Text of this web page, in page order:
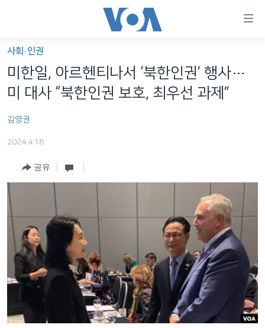
가
능
링
인
츠
이
네
이
세계
라디오
프로그램
주파수 안내
언어 선택
사회·인권
미한일, 아르헨티나서 ‘북한인권’ 행사…
미 대사 “북한인권 보호, 최우선 과제”
김영권
2024.4.18
공유